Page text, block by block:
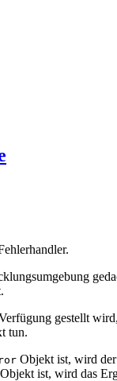
gestellt
tun.
Objekt ist, wird
Objekt ist, wird das